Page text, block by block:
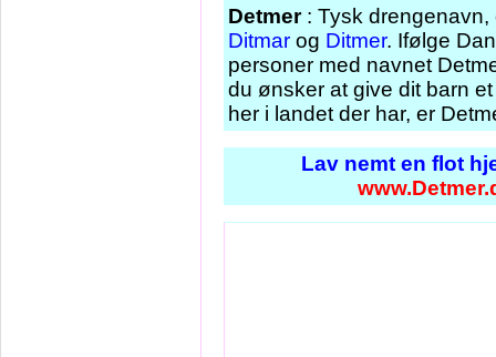
Detmer: Tysk drengenavn,
Ditmar og Ditmer. Ifølge
personer med navnet
du ønsker at give dit barn
her i landet der har, er
Lav nemt en flot